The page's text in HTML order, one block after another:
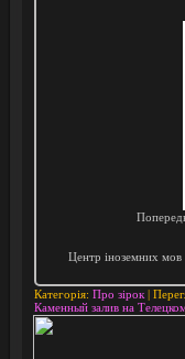
Центр іноземних
Категорія: Про зірок |
Каменный залив на